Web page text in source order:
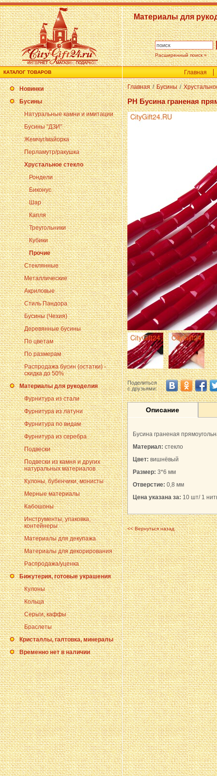
Материалы для
Расширенный поиск »
КАТАЛОГ ТОВАРОВ Главная
Новинки
Бусины
Натуральные камни и имитации
Бусины "ДЗИ"
Жемчуг/майорка
Перламутр/ракушка
Хрустальное стекло
Рондели
Биконус
Шар
Капля
Треугольники
Кубики
Прочие
Стеклянные
Металлические
Акриловые
Стиль Пандора
Бусины (Чехия)
Деревянные бусины
По цветам
По размерам
Распродажа бусин (остатки) -
скидка до 50%
Материалы для рукоделия
Фурнитура из стали
Фурнитура из латуни
Фурнитура по видам
Фурнитура из серебра
Подвески
Подвески из камня и других
натуральных материалов
Кулоны, бубенчики, монисты
Мерные материалы
Кабошоны
Инструменты, упаковка,
контейнеры
Материалы для декупажа
Материалы для декорирования
Распродажа/уценка
Бижутерия, готовые украшения
Кулоны
Кольца
Серьги, каффы
Браслеты
Кристаллы, галтовка, минералы
Временно нет в наличии
Главная / Бусины /
PH Бусина граненая
Поделиться
с друзьями:
Описание
Бусина граненая
Материал: стекло
Цвет: вишнёвый
Размер: 3*6 мм
Отверстие: 0,8 мм
Цена указана за: 10 шт/ 1
<< Вернуться назад